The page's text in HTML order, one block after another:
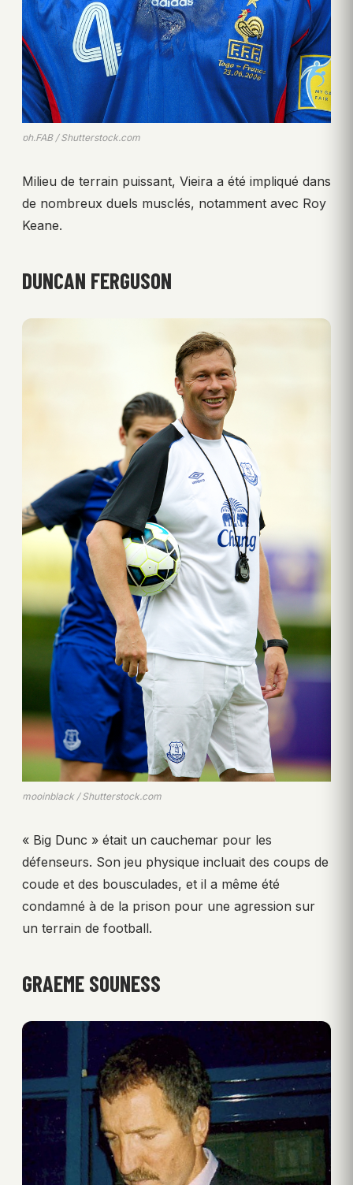
ph.FAB / Shutterstock.com
Milieu de terrain puissant, Vieira a été impliqué dans
de nombreux duels musclés, notamment avec Roy
Keane.
DUNCAN FERGUSON
mooinblack / Shutterstock.com
« Big Dunc » était un cauchemar pour les
défenseurs. Son jeu physique incluait des coups de
coude et des bousculades, et il a même été
condamné à de la prison pour une agression sur
un terrain de football.
GRAEME SOUNESS